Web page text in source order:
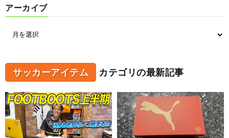
アーカイブ
サッカーアイテム カテゴリの最新記事